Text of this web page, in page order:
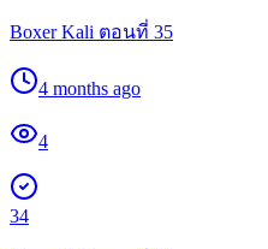
Boxer Kali ตอนที่ 35
4 months ago
4
34